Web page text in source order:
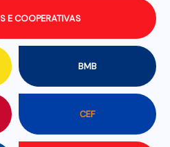
BMB
CEF
E COOPERATIVAS